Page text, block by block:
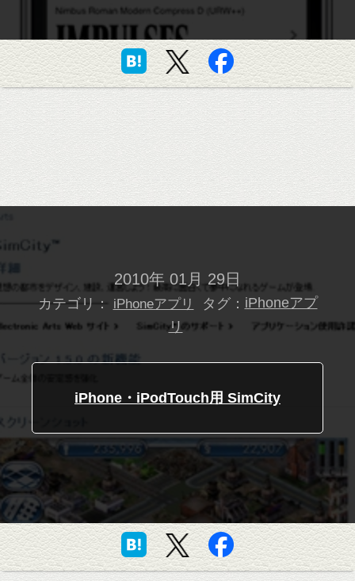
2010年 01月 29日
カテゴリ： iPhoneアプリ タグ： iPhoneアプ
リ
iPhone・iPodTouch用 SimCity